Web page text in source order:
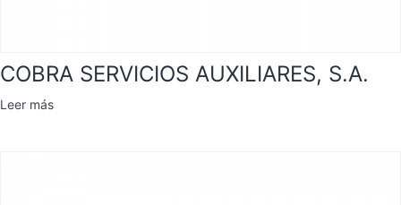
COBRA SERVICIOS AUXILIARES, S.A.
Leer más